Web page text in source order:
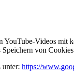
Videos mit
von
unter: https://